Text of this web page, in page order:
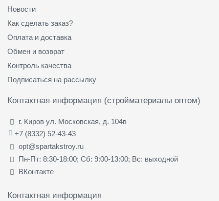
Новости
Как сделать заказ?
Оплата и доставка
Обмен и возврат
Контроль качества
Подписаться на рассылку
Контактная информация (стройматериалы оптом)
г. Киров ул. Московская, д. 104в
+7 (8332) 52-43-43
opt@spartakstroy.ru
Пн-Пт: 8:30-18:00; Сб: 9:00-13:00; Вс: выходной
ВКонтакте
Контактная информация